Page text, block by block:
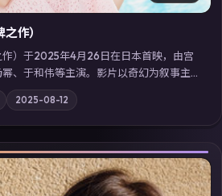
作）
）于2025年4月26日在日本首映，由宫
、于和伟等主演。影片以奇幻为叙事主
言在同一条时间线上交锋；摄影与配乐
通过「国产免费观看高清电视剧在线
佳作，畅享高清在线追剧体验。
2025-08-12